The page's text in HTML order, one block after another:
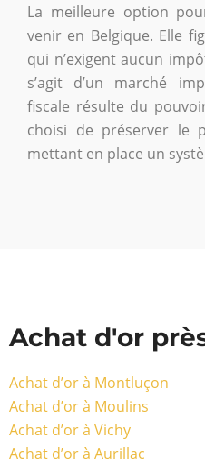
La meilleure option
venir en Belgique. Elle
qui n’exigent aucun
s’agit d’un marché
fiscale résulte du
choisi de préserver le
mettant en place un
Achat d'or
Achat d’or à Montluçon
Achat d’or à Moulins
Achat d’or à Vichy
Achat d’or à Aurillac